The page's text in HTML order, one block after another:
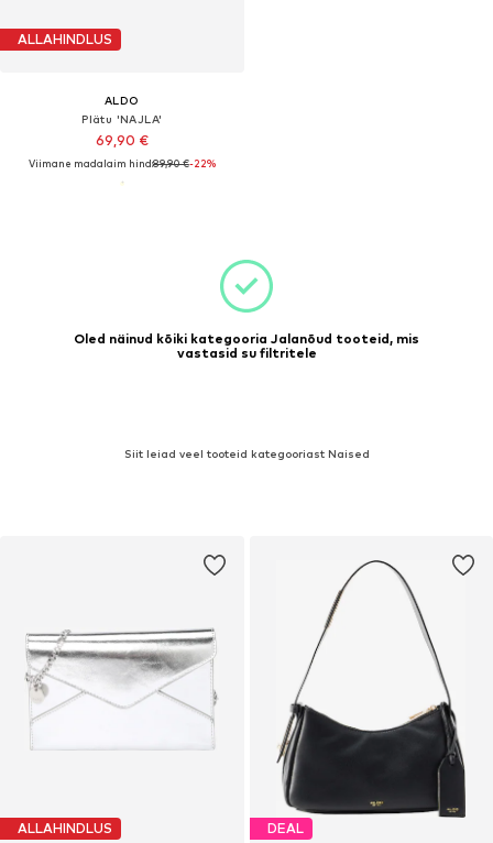
ALLAHINDLUS
ALDO
Plätu 'NAJLA'
69,90 €
Viimane madalaim hind:89,90 €-22%
Oled näinud kõiki kategooria Jalanõud tooteid, mis
vastasid su filtritele
Siit leiad veel tooteid kategooriast Naised
ALLAHINDLUS DEAL